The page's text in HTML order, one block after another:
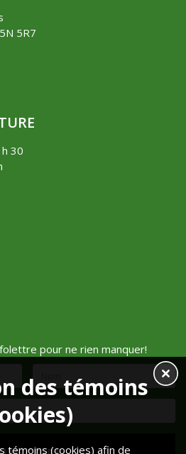
5R7
30
pour ne rien manquer!
des témoins
témoins (cookies) afin de